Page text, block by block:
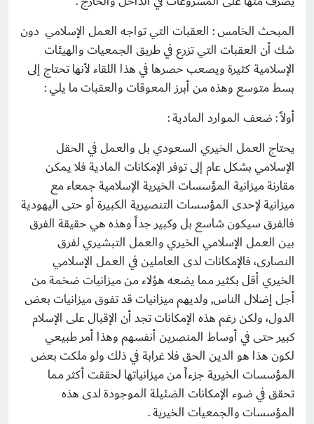
المبحث الخامس : العقبات التي تواجه العمل الإسلامي دون
شك أن العقبات التي تزرع في طريق الجمعيات والهيئات
الإسلامية كثيرة ويصعب حصرها في هذا اللقاء لأنها تحتاج إلى
بسط متوسع وهذه من أبرز المعوقات والعقبات ما يلي :
أولاً : ضعف الموارد المادية :
يحتاج العمل الخيري السعودي بل والعمل في الحقل
الإسلامي بشكل عام إلى توفر الإمكانات المادية فلا يمكن
مقارنة ميزانية المؤسسات الخيرية الإسلامية جمعاء مع
ميزانية لإحدى المؤسسات التنصيرية الكبيرة أو حتى اليهودية
فالفرق سيكون شاسع بل وكبير جداً وهذه هي حقيقة الفرق
بين العمل الإسلامي الخيري والعمل التبشيري لفرق
النصارى، فالإمكانات لدى العاملين في العمل الإسلامي
الخيري أقل بكثير مما يضعه هؤلاء من ميزانيات ضخمة من
أجل إضلال الناس, ولديهم ميزانيات قد تفوق ميزانيات بعض
الدول، ولكن رغم هذه الإمكانات تجد أن الإقبال على الإسلام
كبير حتى في أوساط المنصرين أنفسهم وهذا أمر طبيعي
لكون هذا هو الدين الحق فلا غرابة في ذلك ولو ملكت بعض
المؤسسات الخيرية جزءاً من ميزانياتها لحققت أكثر مما
تحقق في ضوء الإمكانات الضئيلة الموجودة لدى هذه
المؤسسات والجمعيات الخيرية .